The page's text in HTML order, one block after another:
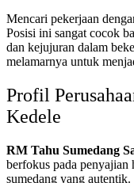
Mencari pekerjaan
Posisi ini sangat cocok
dan kejujuran dalam
melamarnya untuk
Profil
Kedele
RM Tahu Sumedang
berfokus pada penyajian
sumedang yang